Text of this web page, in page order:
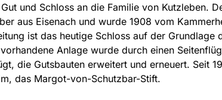
und Schloss an die Familie von Kutzleben.
aus Eisenach und wurde 1908 vom
ist das heutige Schloss auf der Grundlage
Anlage wurde durch einen
die Gutsbauten erweitert und erneuert. Seit
das Margot-von-Schutzbar-Stift.